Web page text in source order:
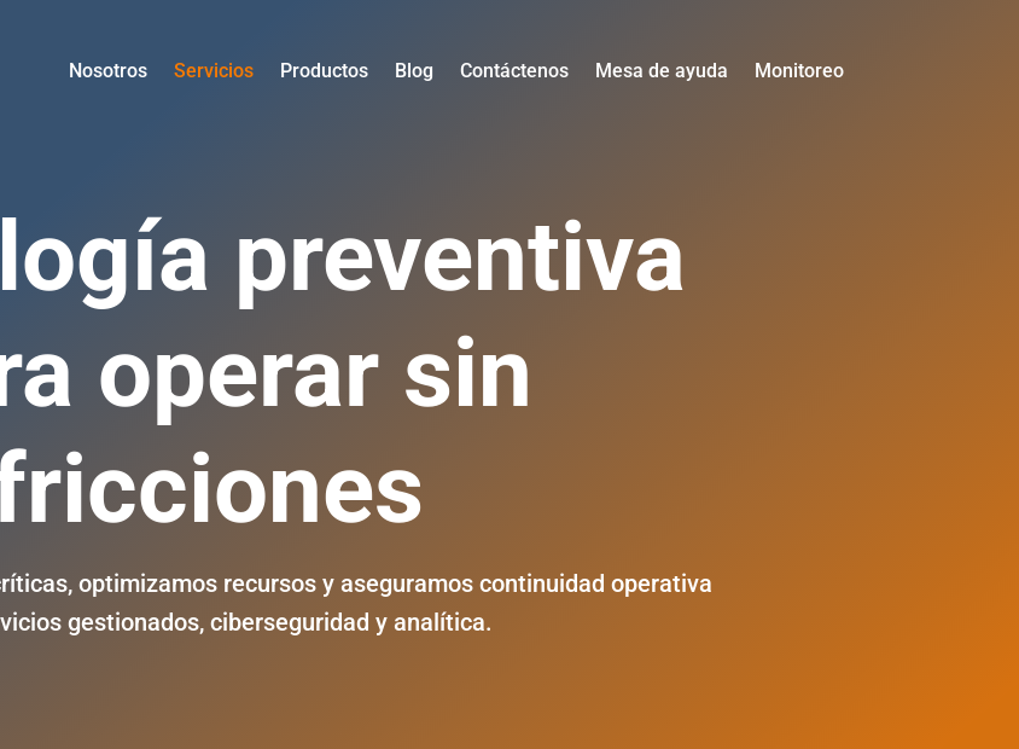
Nosotros Servicios Productos Blog Contáctenos Mesa de ayuda Monitoreo
preventiva
operar sin
optimizamos recursos y aseguramos continuidad operativa
gestionados, ciberseguridad y analítica.